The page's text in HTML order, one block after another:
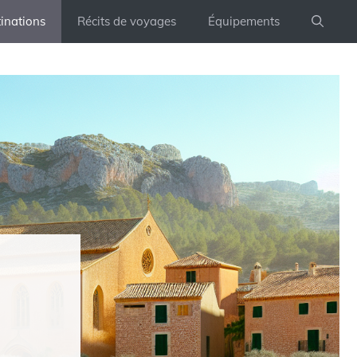
Récits de voyages Équipements